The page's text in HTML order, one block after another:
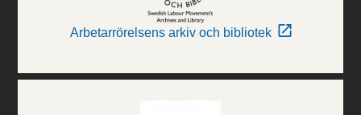
Arbetarrörelsens arkiv och bibliotek